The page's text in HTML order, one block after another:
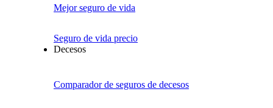
Mejor seguro de vida
Seguro de vida precio
Decesos
Comparador de seguros de decesos